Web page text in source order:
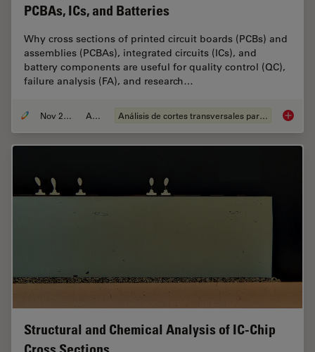
PCBAs, ICs, and Batteries
Why cross sections of printed circuit boards (PCBs) and
assemblies (PCBAs), integrated circuits (ICs), and
battery components are useful for quality control (QC),
failure analysis (FA), and research…
Nov 27, 2023 Article Análisis de cortes transversales para la microelectrónica Quality
Structural and Chemical Analysis of IC-Chip